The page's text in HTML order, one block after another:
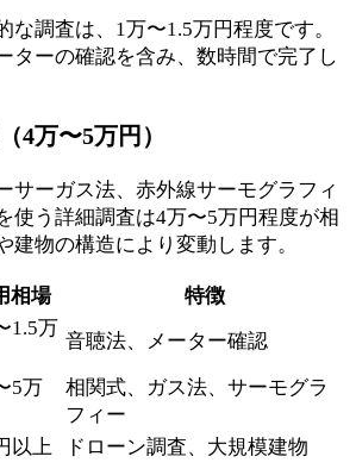
な調査は、1万〜1.5万円程度です。
ターの確認を含み、数時間で完了し
4万〜5万円）
サーガス法、赤外線サーモグラフィ
使う詳細調査は4万〜5万円程度が相
建物の構造により変動します。
相場
特徴
1.5万
音聴法、メーター確認
5万
相関式、ガス法、サーモグラ
フィー
以上 ドローン調査、大規模建物